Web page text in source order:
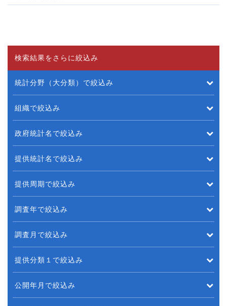
検索結果をさらに絞込み
統計分野（大分類）で絞込み
組織で絞込み
政府統計名で絞込み
提供統計名で絞込み
提供周期で絞込み
調査年で絞込み
調査月で絞込み
提供分類１で絞込み
公開年月で絞込み